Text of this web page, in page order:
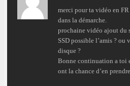
merci pour ta vidéo en
dans la démarche.
prochaine vidéo ajout du
SSD possible l’amis ? ou
disque ?
Bonne continuation a toi
ont la chance d’en